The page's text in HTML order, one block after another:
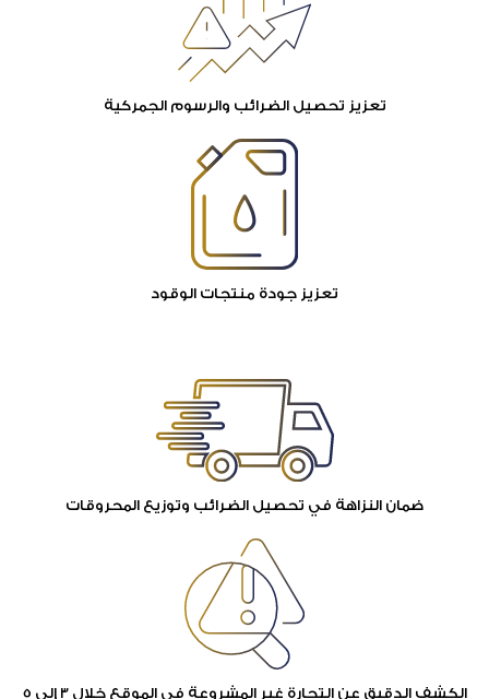
تعزيز تحصيل الضرائب والرسوم الجمركية
تعزيز جودة منتجات الوقود
ضمان النزاهة في تحصيل الضرائب وتوزيع المحروقات
الكشف الدقيق عن التجارة غير المشروعة في الموقع خلال 3 إلى 5